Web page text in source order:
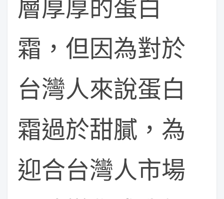
層厚厚的蛋白
霜，但因為對於
台灣人來說蛋白
霜過於甜膩，為
迎合台灣人市場